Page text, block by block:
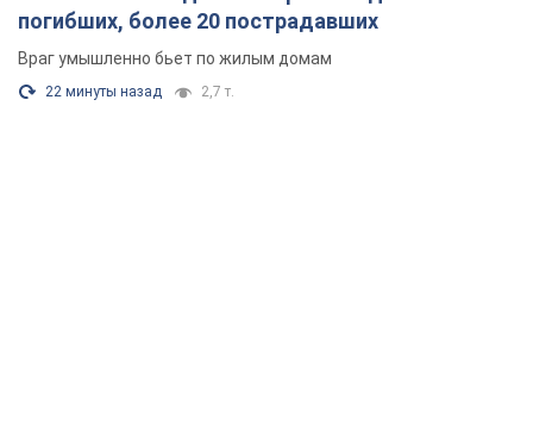
погибших, более 20 пострадавших
Враг умышленно бьет по жилым домам
22 минуты назад 2,7 т.